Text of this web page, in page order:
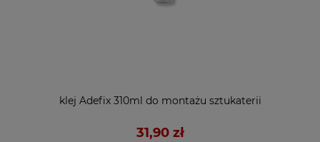
klej Adefix 310ml do montażu sztukaterii
31,90 zł